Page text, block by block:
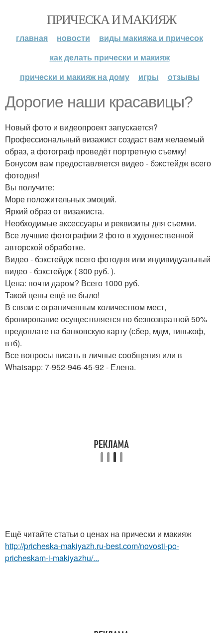
ПРИЧЕСКА И МАКИЯЖ
главная новости
виды макияжа и причесок
как делать прически и макияж
прически и макияж на дому
игры отзывы
Дорогие наши красавицы?
Новый фото и видеопроект запускается?
Профессиональный визажист создаст вам желаемый
образ, а фотограф проведёт портретную съемку!
Бонусом вам предоставляется видео - бэкстейдж всего
фотодня!
Вы получите:
Море положительных эмоций.
Яркий образ от визажиста.
Необходимые аксессуары и реквизиты для съемки.
Все лучшие фотографии 2 фото в художественной
авторской обработке.
Видео - бэкстейдж всего фотодня или индивидуальный
видео - бэкстейдж ( 300 руб. ).
Цена: почти даром? Всего 1000 руб.
Такой цены ещё не было!
В связи с ограниченным количеством мест,
бронирование осуществляется по безвозвратной 50%
предоплате на банковскую карту (сбер, мдм, тинькоф,
втб).
Все вопросы писать в личные сообщения или в
Whatsapp: 7-952-946-45-92 - Елена.
Ещё читайте статьи о ценах на прически и макияж
http://pricheska-makiyazh.ru-best.com/novosti-po-
pricheskam-i-makiyazhu/...